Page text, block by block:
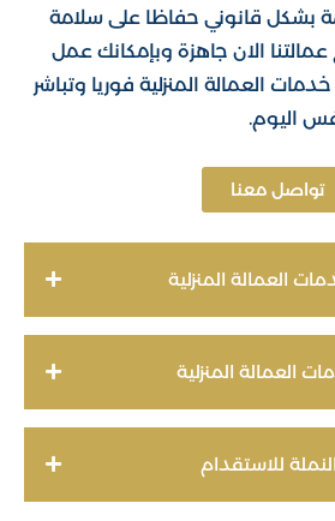
بشكل قانوني حفاظا على سلامة
عمالتنا الان جاهزة وبإمكانك عمل
العمالة المنزلية فوريا وتباشر
اليوم.
تواصل معنا
العمالة المنزلية
العمالة المنزلية
للاستقدام